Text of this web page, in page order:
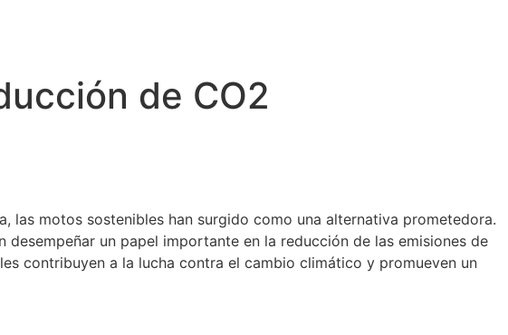
de CO2
motos sostenibles han surgido como una alternativa prometedora.
un papel importante en la reducción de las emisiones de
contribuyen a la lucha contra el cambio climático y promueven un